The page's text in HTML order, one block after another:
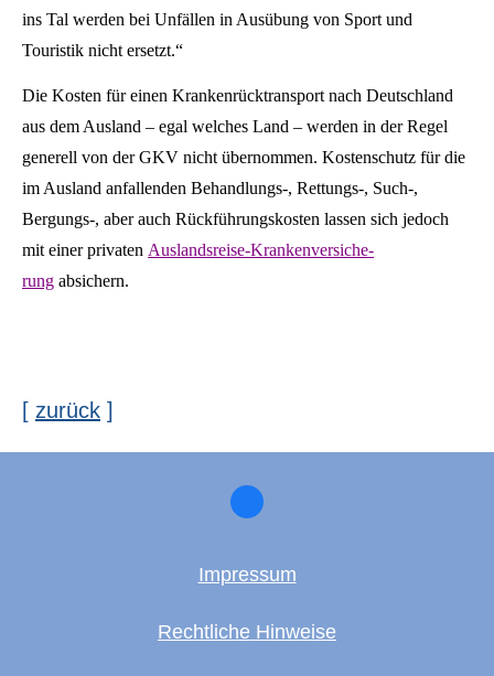
ins Tal werden bei Unfällen in Ausübung von Sport und
Touristik nicht ersetzt.“
Die Kosten für einen Krankenrücktransport nach Deutschland
aus dem Ausland – egal welches Land – werden in der Regel
generell von der GKV nicht übernommen. Kostenschutz für die
im Ausland anfallenden Behandlungs-, Rettungs-, Such-,
Bergungs-, aber auch Rückführungskosten lassen sich jedoch
mit einer privaten Auslandsreise-Kranken­ver­si­che­
rung absichern.
[ zurück ]
Impressum
Rechtliche Hinweise